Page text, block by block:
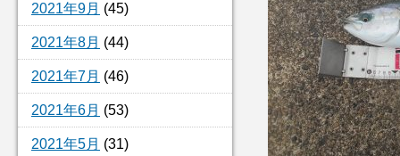
2021年9月 (45)
2021年8月 (44)
2021年7月 (46)
2021年6月 (53)
2021年5月 (31)